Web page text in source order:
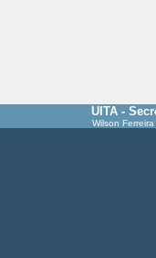
UITA -
Wilson